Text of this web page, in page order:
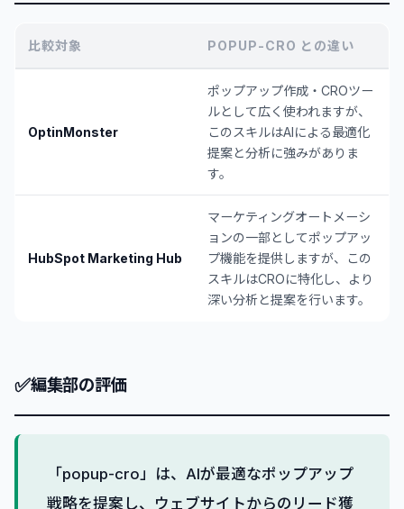
比較対象 POPUP-CRO との違い
OptinMonster
ポップアップ作成・CROツー
ルとして広く使われますが、
このスキルはAIによる最適化
提案と分析に強みがありま
す。
HubSpot Marketing Hub
マーケティングオートメーシ
ョンの一部としてポップアッ
プ機能を提供しますが、この
スキルはCROに特化し、より
深い分析と提案を行います。
✅編集部の評価
「popup-cro」は、AIが最適なポップアップ
戦略を提案し、ウェブサイトからのリード獲